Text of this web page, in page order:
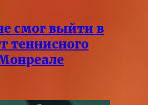
смог выйти в
теннисного